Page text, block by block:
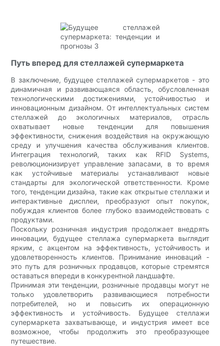
Путь вперед для стеллажей супермаркета
В заключение, будущее стеллажей супермаркетов - это
динамичная и развивающаяся область, обусловленная
технологическими достижениями, устойчивостью и
инновационным дизайном. От интеллектуальных систем
стеллажей до экологичных материалов, отрасль
охватывает новые тенденции для повышения
эффективности, снижения воздействия на окружающую
среду и улучшения качества обслуживания клиентов.
Интеграция технологий, таких как RFID Systems,
революционизирует управление запасами, в то время
как устойчивые материалы устанавливают новые
стандарты для экологической ответственности. Кроме
того, тенденции дизайна, такие как открытые стеллажи и
интерактивные дисплеи, преобразуют опыт покупок,
побуждая клиентов более глубоко взаимодействовать с
продуктами.
Поскольку розничная индустрия продолжает внедрять
инновации, будущее стеллажа супермаркета выглядит
ярким, с акцентом на эффективность, устойчивость и
удовлетворенность клиентов. Принимание инноваций -
это путь для розничных продавцов, которые стремятся
оставаться впереди в конкурентной ландшафте.
Принимая эти тенденции, розничные продавцы могут не
только удовлетворить развивающиеся потребности
потребителей, но и повысить их операционную
эффективность и устойчивость. Будущее стеллажи
супермаркета захватывающе, и индустрия имеет все
возможное, чтобы продолжить это преобразующее
путешествие.